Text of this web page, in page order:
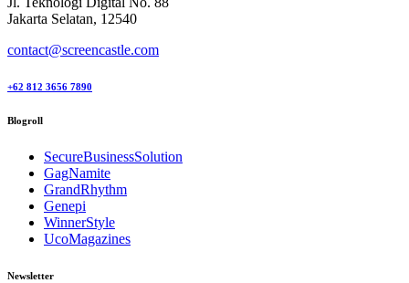
Jakarta Selatan, 12540
contact@screencastle.com
+62 812 3656 7890
Blogroll
SecureBusinessSolution
GagNamite
GrandRhythm
Genepi
WinnerStyle
UcoMagazines
Newsletter